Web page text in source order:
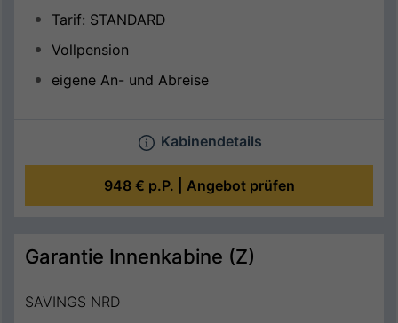
Tarif: STANDARD
Vollpension
eigene An- und Abreise
Kabinendetails
948 € p.P. | Angebot prüfen
Garantie Innenkabine (Z)
SAVINGS NRD